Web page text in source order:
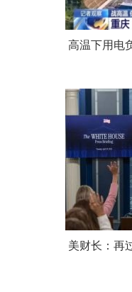
高温下用电
美财长：再